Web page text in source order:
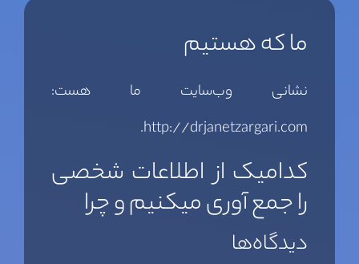
ما که هستیم
نشانی وب‌سایت ما هست:
http://drjanetzargari.com.
کدامیک از اطلاعات شخصی
را جمع آوری میکنیم و چرا
دیدگاه‌ها